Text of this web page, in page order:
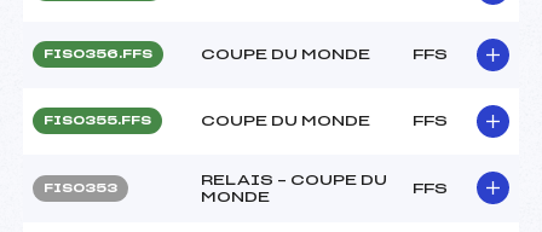
FIS0356.FFS COUPE DU MONDE FFS
FIS0355.FFS COUPE DU MONDE FFS
FIS0353
RELAIS – COUPE DU
MONDE
FFS